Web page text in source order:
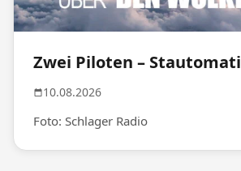
Zwei Piloten –
10.08.2026
Foto: Schlager Radio